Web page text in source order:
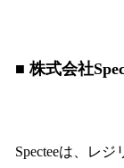
■ 株式会社
Specteeは、レ